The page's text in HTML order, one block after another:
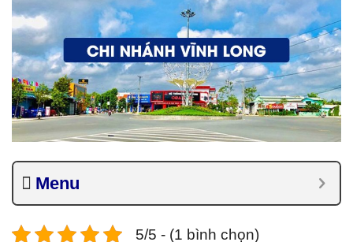
Menu
5/5 - (1 bình chọn)